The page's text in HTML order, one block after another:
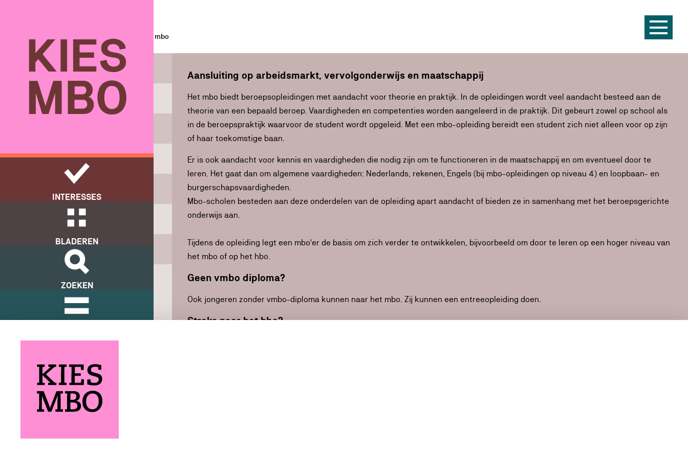
INTERESSES
BLADEREN
ZOEKEN
ONTDEKKEN
Over het mbo
Over het mbo
Vmbo sluit aan
Aanmelden en toelatingsrecht
Aansluiting op arbeidsmarkt, vervolgonderwijs en maatschappij
Het mbo biedt beroepsopleidingen met aandacht voor theorie en praktijk. In de opleidingen wordt veel aandacht besteed aan de
theorie van een bepaald beroep. Vaardigheden en competenties worden aangeleerd in de praktijk. Dit gebeurt zowel op school als
in de beroepspraktijk waarvoor de student wordt opgeleid. Met een mbo-opleiding bereidt een student zich niet alleen voor op zijn
of haar toekomstige baan.
Er is ook aandacht voor kennis en vaardigheden die nodig zijn om te functioneren in de maatschappij en om eventueel door te
leren. Het gaat dan om algemene vaardigheden: Nederlands, rekenen, Engels (bij mbo-opleidingen op niveau 4) en loopbaan- en
burgerschapsvaardigheden.
Mbo-scholen besteden aan deze onderdelen van de opleiding apart aandacht of bieden ze in samenhang met het beroepsgerichte
onderwijs aan.
Tijdens de opleiding legt een mbo'er de basis om zich verder te ontwikkelen, bijvoorbeeld om door te leren op een hoger niveau van
het mbo of op het hbo.
Geen vmbo diploma?
Ook jongeren zonder vmbo-diploma kunnen naar het mbo. Zij kunnen een entreeopleiding doen.
Straks naar het hbo?